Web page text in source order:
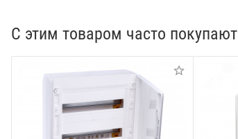
С этим товаром часто покупают